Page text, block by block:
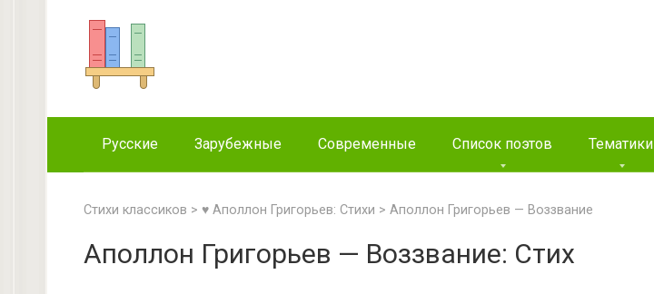
Русские Зарубежные Современные Список поэтов Тематики
Стихи классиков > ♥ Аполлон Григорьев: Стихи > Аполлон Григорьев — Воззвание
Аполлон Григорьев — Воззвание: Стих